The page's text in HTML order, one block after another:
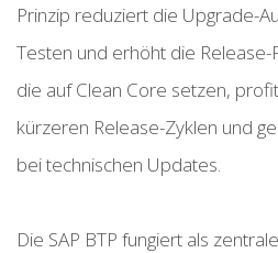
Prinzip reduziert die Upgrade-
Testen und erhöht die
die auf Clean Core setzen,
kürzeren Release-Zyklen und
bei technischen Updates.
Die SAP BTP fungiert als